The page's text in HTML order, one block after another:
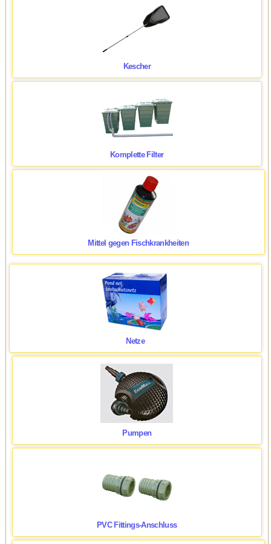
Kescher
Komplette Filter
Mittel gegen Fischkrankheiten
Netze
Pumpen
PVC Fittings-Anschluss